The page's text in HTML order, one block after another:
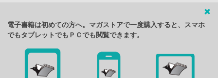
電子書籍は初めての方へ。マガストアで一度購入すると、スマホ
でもタブレットでもＰＣでも閲覧できます。